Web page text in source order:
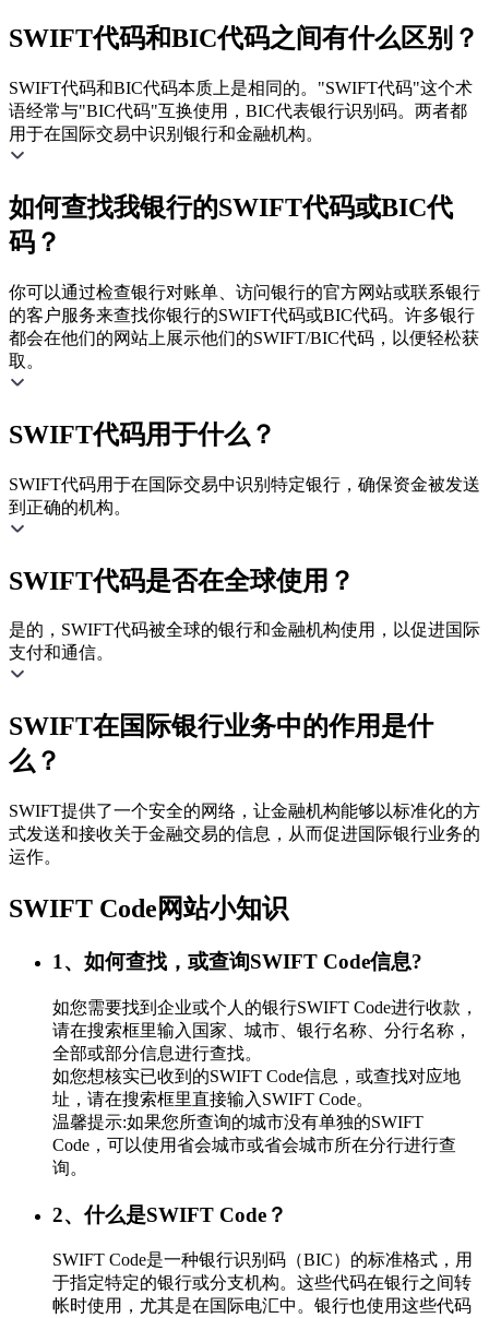
SWIFT代码和BIC代码之间有什么区别？
SWIFT代码和BIC代码本质上是相同的。"SWIFT代码"这个术
语经常与"BIC代码"互换使用，BIC代表银行识别码。两者都
用于在国际交易中识别银行和金融机构。
如何查找我银行的SWIFT代码或BIC代
码？
你可以通过检查银行对账单、访问银行的官方网站或联系银行
的客户服务来查找你银行的SWIFT代码或BIC代码。许多银行
都会在他们的网站上展示他们的SWIFT/BIC代码，以便轻松获
取。
SWIFT代码用于什么？
SWIFT代码用于在国际交易中识别特定银行，确保资金被发送
到正确的机构。
SWIFT代码是否在全球使用？
是的，SWIFT代码被全球的银行和金融机构使用，以促进国际
支付和通信。
SWIFT在国际银行业务中的作用是什
么？
SWIFT提供了一个安全的网络，让金融机构能够以标准化的方
式发送和接收关于金融交易的信息，从而促进国际银行业务的
运作。
SWIFT Code网站小知识
1、如何查找，或查询SWIFT Code信息?
如您需要找到企业或个人的银行SWIFT Code进行收款，
请在搜索框里输入国家、城市、银行名称、分行名称，
全部或部分信息进行查找。
如您想核实已收到的SWIFT Code信息，或查找对应地
址，请在搜索框里直接输入SWIFT Code。
温馨提示:如果您所查询的城市没有单独的SWIFT
Code，可以使用省会城市或省会城市所在分行进行查
询。
2、什么是SWIFT Code？
SWIFT Code是一种银行识别码（BIC）的标准格式，用
于指定特定的银行或分支机构。这些代码在银行之间转
帐时使用，尤其是在国际电汇中。银行也使用这些代码